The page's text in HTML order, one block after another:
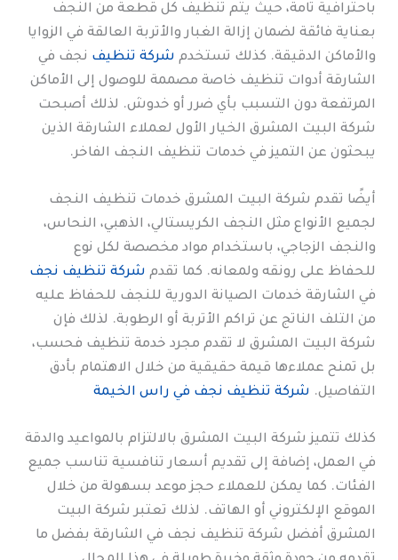
باحترافية تامة، حيث يتم تنظيف كل قطعة من النجف
بعناية فائقة لضمان إزالة الغبار والأتربة العالقة في الزوايا
والأماكن الدقيقة. كذلك تستخدم شركة تنظيف نجف في
الشارقة أدوات تنظيف خاصة مصممة للوصول إلى الأماكن
المرتفعة دون التسبب بأي ضرر أو خدوش. لذلك أصبحت
شركة البيت المشرق الخيار الأول لعملاء الشارقة الذين
يبحثون عن التميز في خدمات تنظيف النجف الفاخر.
أيضًا تقدم شركة البيت المشرق خدمات تنظيف النجف
لجميع الأنواع مثل النجف الكريستالي، الذهبي، النحاس،
والنجف الزجاجي، باستخدام مواد مخصصة لكل نوع
للحفاظ على رونقه ولمعانه. كما تقدم شركة تنظيف نجف
في الشارقة خدمات الصيانة الدورية للنجف للحفاظ عليه
من التلف الناتج عن تراكم الأتربة أو الرطوبة. لذلك فإن
شركة البيت المشرق لا تقدم مجرد خدمة تنظيف فحسب،
بل تمنح عملاءها قيمة حقيقية من خلال الاهتمام بأدق
التفاصيل. شركة تنظيف نجف في راس الخيمة
كذلك تتميز شركة البيت المشرق بالالتزام بالمواعيد والدقة
في العمل، إضافة إلى تقديم أسعار تنافسية تناسب جميع
الفئات. كما يمكن للعملاء حجز موعد بسهولة من خلال
الموقع الإلكتروني أو الهاتف. لذلك تعتبر شركة البيت
المشرق أفضل شركة تنظيف نجف في الشارقة بفضل ما